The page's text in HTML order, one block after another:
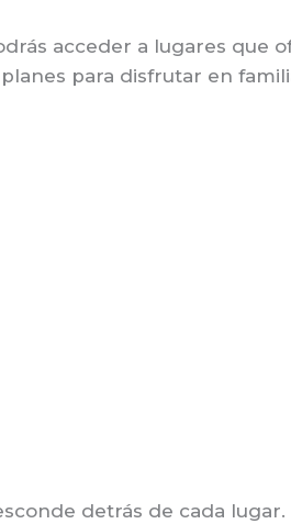
acceder a lugares que
para disfrutar en
detrás de cada lugar.